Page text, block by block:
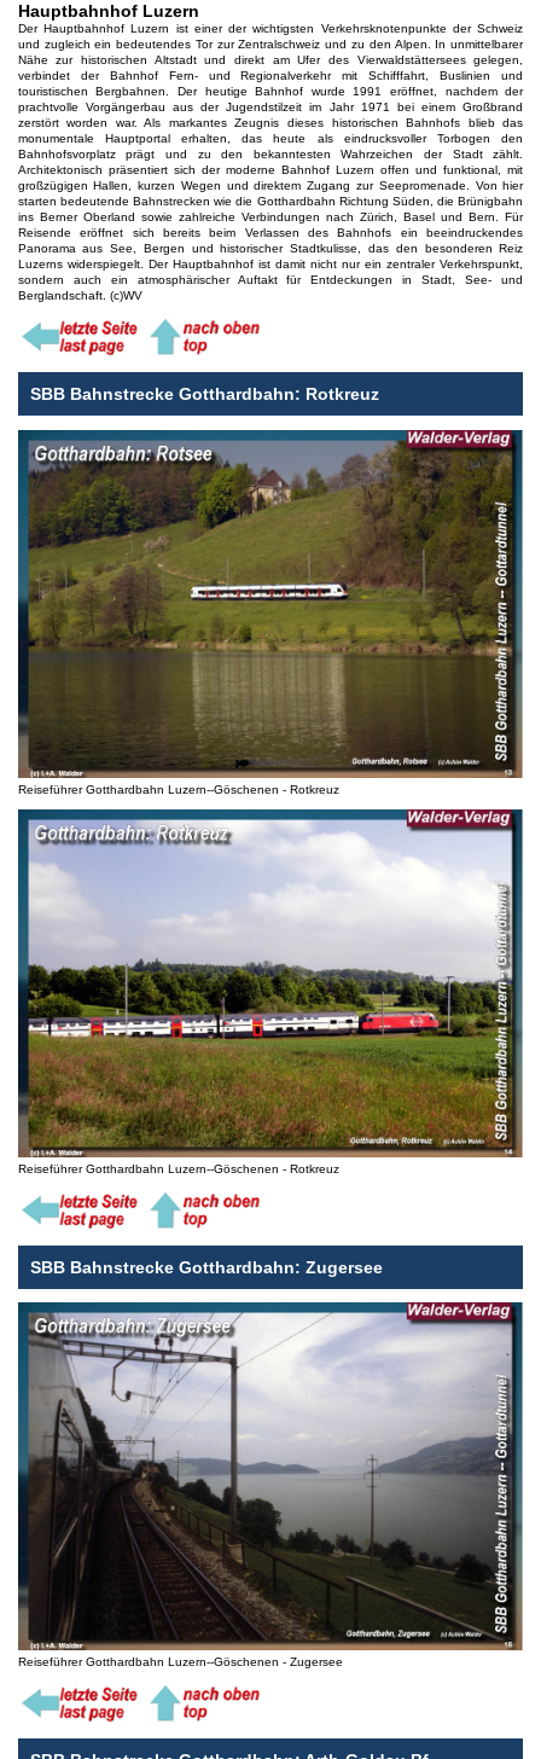
Hauptbahnhof Luzern
Der Hauptbahnhof Luzern ist einer der wichtigsten Verkehrsknotenpunkte der Schweiz
und zugleich ein bedeutendes Tor zur Zentralschweiz und zu den Alpen. In unmittelbarer
Nähe zur historischen Altstadt und direkt am Ufer des Vierwaldstättersees gelegen,
verbindet der Bahnhof Fern- und Regionalverkehr mit Schifffahrt, Buslinien und
touristischen Bergbahnen. Der heutige Bahnhof wurde 1991 eröffnet, nachdem der
prachtvolle Vorgängerbau aus der Jugendstilzeit im Jahr 1971 bei einem Großbrand
zerstört worden war. Als markantes Zeugnis dieses historischen Bahnhofs blieb das
monumentale Hauptportal erhalten, das heute als eindrucksvoller Torbogen den
Bahnhofsvorplatz prägt und zu den bekanntesten Wahrzeichen der Stadt zählt.
Architektonisch präsentiert sich der moderne Bahnhof Luzern offen und funktional, mit
großzügigen Hallen, kurzen Wegen und direktem Zugang zur Seepromenade. Von hier
starten bedeutende Bahnstrecken wie die Gotthardbahn Richtung Süden, die Brünigbahn
ins Berner Oberland sowie zahlreiche Verbindungen nach Zürich, Basel und Bern. Für
Reisende eröffnet sich bereits beim Verlassen des Bahnhofs ein beeindruckendes
Panorama aus See, Bergen und historischer Stadtkulisse, das den besonderen Reiz
Luzerns widerspiegelt. Der Hauptbahnhof ist damit nicht nur ein zentraler Verkehrspunkt,
sondern auch ein atmosphärischer Auftakt für Entdeckungen in Stadt, See- und
Berglandschaft. (c)WV
SBB Bahnstrecke Gotthardbahn: Rotkreuz
Reiseführer Gotthardbahn Luzern--Göschenen - Rotkreuz
Reiseführer Gotthardbahn Luzern--Göschenen - Rotkreuz
SBB Bahnstrecke Gotthardbahn: Zugersee
Reiseführer Gotthardbahn Luzern--Göschenen - Zugersee